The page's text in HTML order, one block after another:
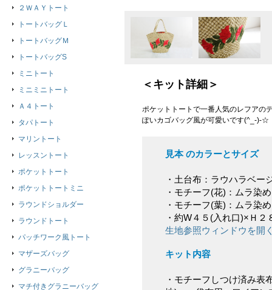
＜キット詳細＞
ポケットトートで一番人気のレフアの
ぽいカゴバッグ風が可愛いです(^_-)-☆
見本 のカラーとサイズ
・土台布：ラウハラベー
・モチーフ(花)：ムラ染
・モチーフ(葉)：ムラ染
・約W４５(入れ口)×Ｈ
生地参照ウィンドウを開
キット内容
・モチーフしつけ済み
２ＷＡＹトート
トートバッグＬ
トートバッグＭ
トートバッグS
ミニトート
ミニミニトート
Ａ４トート
タパトート
マリントート
レッスントート
ポケットトート
ポケットトートミニ
ラウンドショルダー
ラウンドトート
パッチワーク風トート
マザーズバッグ
グラニーバッグ
マチ付きグラニーバッグ